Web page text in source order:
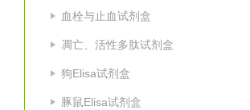
血栓与止血试剂盒
凋亡、活性多肽试剂盒
狗Elisa试剂盒
豚鼠Elisa试剂盒